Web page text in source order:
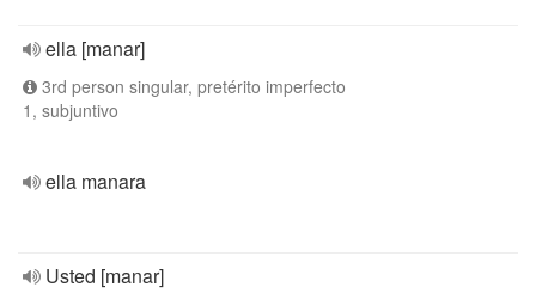
ella [manar]
3rd person singular, pretérito imperfecto
1, subjuntivo
ella manara
Usted [manar]